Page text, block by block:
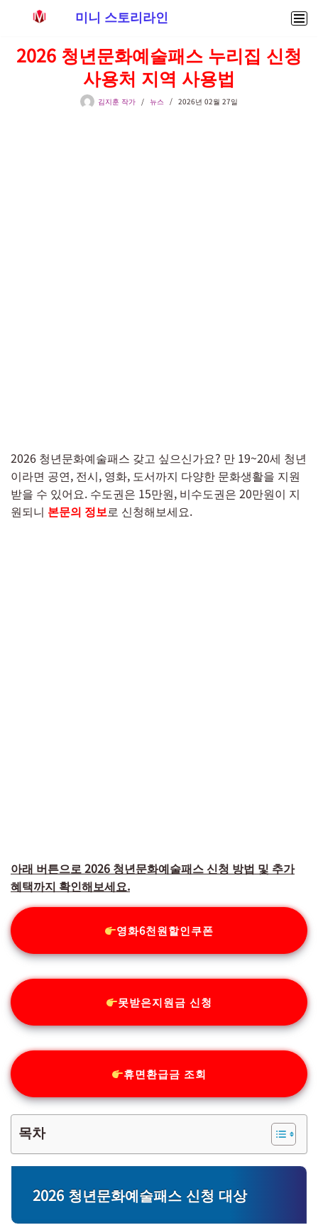
텐
미니 스토리라인
2026 청년문화예술패스 누리집 신청
사용처 지역 사용법
김지훈 작가 뉴스 2026년 02월 27일
2026 청년문화예술패스 갖고 싶으신가요? 만 19~20세 청년
이라면 공연, 전시, 영화, 도서까지 다양한 문화생활을 지원
받을 수 있어요. 수도권은 15만원, 비수도권은 20만원이 지
원되니 본문의 정보로 신청해보세요.
아래 버튼으로 2026 청년문화예술패스 신청 방법 및 추가
혜택까지 확인해보세요.
영화6천원할인쿠폰
못받은지원금 신청
휴면환급금 조회
목차
2026 청년문화예술패스 신청 대상